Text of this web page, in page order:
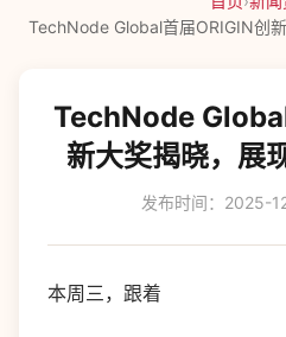
TechNode Global首届ORIGIN创
TechNode
新大奖揭晓，展
发布时间：2025-
本周三，跟着